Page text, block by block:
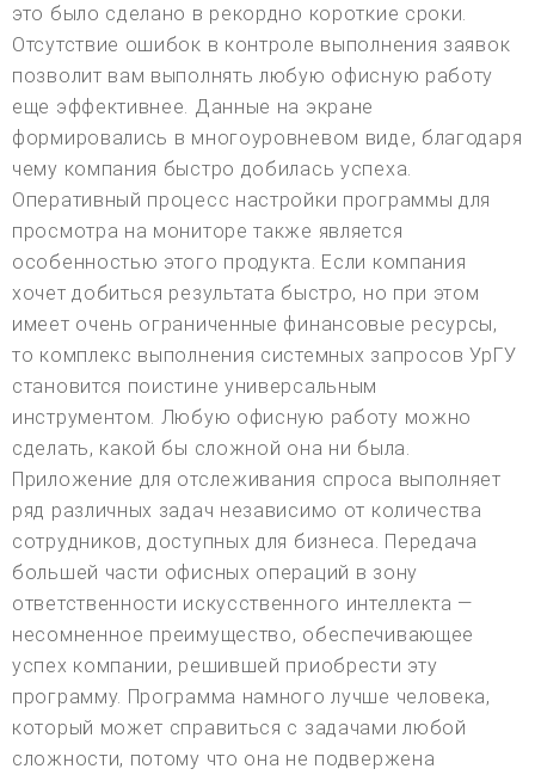
это было сделано в рекордно короткие сроки.
Отсутствие ошибок в контроле выполнения заявок
позволит вам выполнять любую офисную работу
еще эффективнее. Данные на экране
формировались в многоуровневом виде, благодаря
чему компания быстро добилась успеха.
Оперативный процесс настройки программы для
просмотра на мониторе также является
особенностью этого продукта. Если компания
хочет добиться результата быстро, но при этом
имеет очень ограниченные финансовые ресурсы,
то комплекс выполнения системных запросов УрГУ
становится поистине универсальным
инструментом. Любую офисную работу можно
сделать, какой бы сложной она ни была.
Приложение для отслеживания спроса выполняет
ряд различных задач независимо от количества
сотрудников, доступных для бизнеса. Передача
большей части офисных операций в зону
ответственности искусственного интеллекта —
несомненное преимущество, обеспечивающее
успех компании, решившей приобрести эту
программу. Программа намного лучше человека,
который может справиться с задачами любой
сложности, потому что она не подвержена